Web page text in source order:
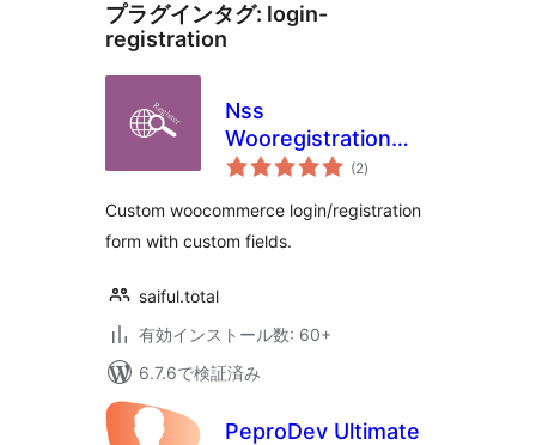
プラグインタグ: login-
registration
Nss
Wooregistration
Form
(2個
の
価
)
Custom woocommerce login/registration
form with custom fields.
saiful.total
有効インストール数: 60+
6.7.6で検証済み
PeproDev Ultimate